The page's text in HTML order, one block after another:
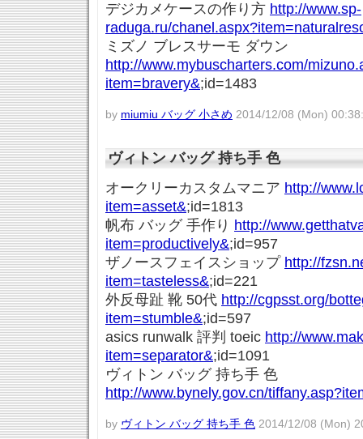
デジカメケースの作り方 http://www.sp-
raduga.ru/
ミズノ ブレスサーモ ダウン
http://www.mybuscharters.com/
item=bravery&;id=1483
by miumiu バッグ 小さめ 2014/12/08 (Mon)
ヴィトン バッグ 持ち手 色
オークリーカスタムマニア http://
item=asset&;id=1813
帆布 バッグ 手作り http://
item=productively&;id=957
ザノースフェイスショップ http://
item=tasteless&;id=221
外反母趾 靴 50代 http://cgpsst.org/
item=stumble&;id=597
asics runwalk 評判 toeic http://
item=separator&;id=1091
ヴィトン バッグ 持ち手 色
http://www.bynely.gov.cn/
by ヴィトン バッグ 持ち手 色 2014/12/08 (Mon)